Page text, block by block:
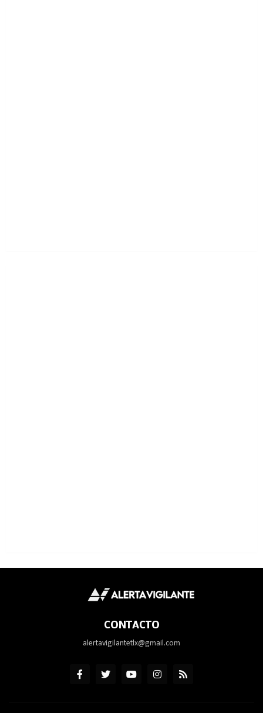
CONTACTO
alertavigilantetlx@gmail.com